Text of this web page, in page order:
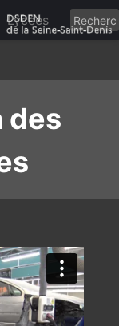
Lycées
des